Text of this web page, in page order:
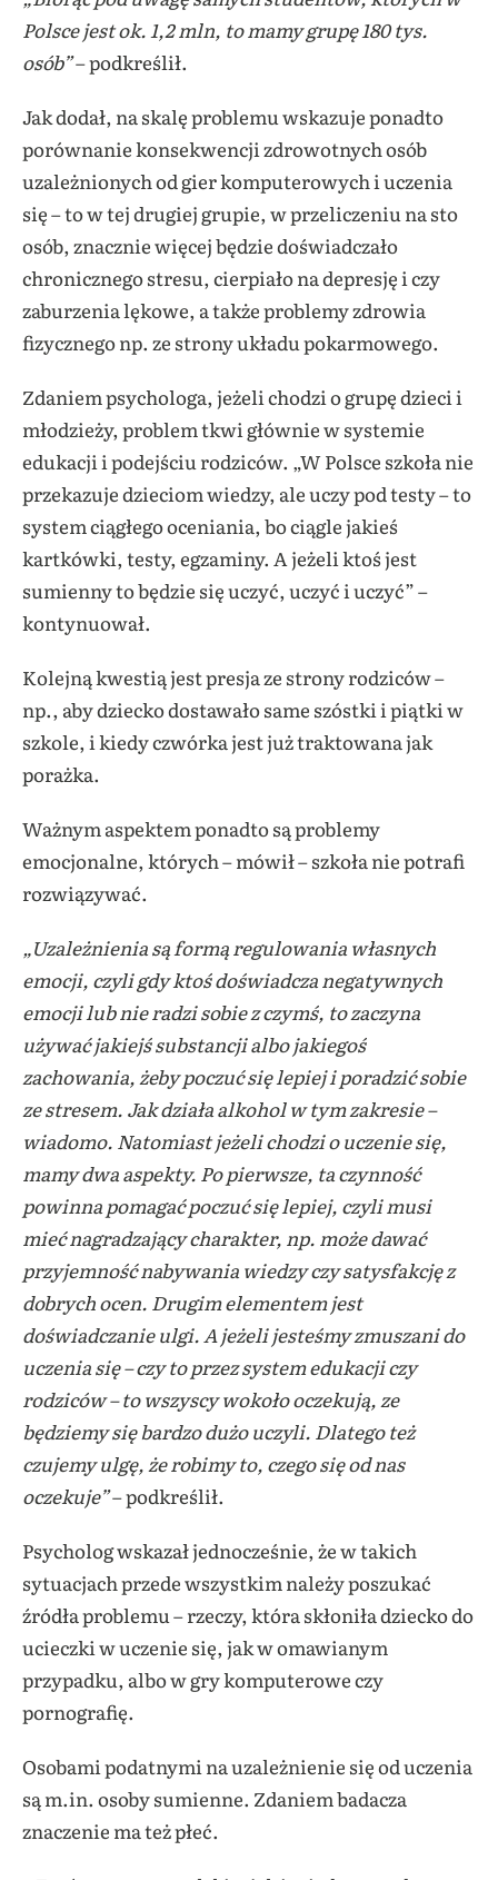
Polsce jest ok. 1,2 mln, to mamy grupę 180 tys.
osób”– podkreślił.
Jak dodał, na skalę problemu wskazuje ponadto
porównanie konsekwencji zdrowotnych osób
uzależnionych od gier komputerowych i uczenia
się – to w tej drugiej grupie, w przeliczeniu na sto
osób, znacznie więcej będzie doświadczało
chronicznego stresu, cierpiało na depresję i czy
zaburzenia lękowe, a także problemy zdrowia
fizycznego np. ze strony układu pokarmowego.
Zdaniem psychologa, jeżeli chodzi o grupę dzieci i
młodzieży, problem tkwi głównie w systemie
edukacji i podejściu rodziców. „W Polsce szkoła nie
przekazuje dzieciom wiedzy, ale uczy pod testy – to
system ciągłego oceniania, bo ciągle jakieś
kartkówki, testy, egzaminy. A jeżeli ktoś jest
sumienny to będzie się uczyć, uczyć i uczyć” –
kontynuował.
Kolejną kwestią jest presja ze strony rodziców –
np., aby dziecko dostawało same szóstki i piątki w
szkole, i kiedy czwórka jest już traktowana jak
porażka.
Ważnym aspektem ponadto są problemy
emocjonalne, których – mówił – szkoła nie potrafi
rozwiązywać.
„Uzależnienia są formą regulowania własnych
emocji, czyli gdy ktoś doświadcza negatywnych
emocji lub nie radzi sobie z czymś, to zaczyna
używać jakiejś substancji albo jakiegoś
zachowania, żeby poczuć się lepiej i poradzić sobie
ze stresem. Jak działa alkohol w tym zakresie –
wiadomo. Natomiast jeżeli chodzi o uczenie się,
mamy dwa aspekty. Po pierwsze, ta czynność
powinna pomagać poczuć się lepiej, czyli musi
mieć nagradzający charakter, np. może dawać
przyjemność nabywania wiedzy czy satysfakcję z
dobrych ocen. Drugim elementem jest
doświadczanie ulgi. A jeżeli jesteśmy zmuszani do
uczenia się – czy to przez system edukacji czy
rodziców – to wszyscy wokoło oczekują, ze
będziemy się bardzo dużo uczyli. Dlatego też
czujemy ulgę, że robimy to, czego się od nas
oczekuje”– podkreślił.
Psycholog wskazał jednocześnie, że w takich
sytuacjach przede wszystkim należy poszukać
źródła problemu – rzeczy, która skłoniła dziecko do
ucieczki w uczenie się, jak w omawianym
przypadku, albo w gry komputerowe czy
pornografię.
Osobami podatnymi na uzależnienie się od uczenia
są m.in. osoby sumienne. Zdaniem badacza
znaczenie ma też płeć.